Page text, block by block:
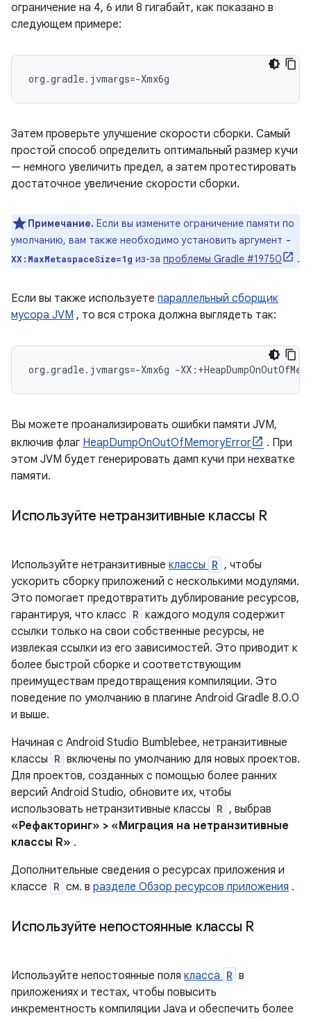
ограничение на 4, 6 или 8 гигабайт, как показано в
следующем примере:
org.gradle.jvmargs=-Xmx6g
Затем проверьте улучшение скорости сборки. Самый
простой способ определить оптимальный размер кучи
— немного увеличить предел, а затем протестировать
достаточное увеличение скорости сборки.
Примечание. Если вы измените ограничение памяти по
умолчанию, вам также необходимо установить аргумент -
XX:MaxMetaspaceSize=1g из-за проблемы Gradle #19750 .
Если вы также используете параллельный сборщик
мусора JVM , то вся строка должна выглядеть так:
org.gradle.jvmargs=-Xmx6g -
Вы можете проанализировать ошибки памяти JVM,
включив флаг HeapDumpOnOutOfMemoryError
. При
этом JVM будет генерировать дамп кучи при нехватке
памяти.
Используйте нетранзитивные классы R
Используйте нетранзитивные классы R , чтобы
ускорить сборку приложений с несколькими модулями.
Это помогает предотвратить дублирование ресурсов,
гарантируя, что класс R каждого модуля содержит
ссылки только на свои собственные ресурсы, не
извлекая ссылки из его зависимостей. Это приводит к
более быстрой сборке и соответствующим
преимуществам предотвращения компиляции. Это
поведение по умолчанию в плагине Android Gradle 8.0.0
и выше.
Начиная с Android Studio Bumblebee, нетранзитивные
классы R включены по умолчанию для новых проектов.
Для проектов, созданных с помощью более ранних
версий Android Studio, обновите их, чтобы
использовать нетранзитивные классы R , выбрав
«Рефакторинг» > «Миграция на нетранзитивные
классы R» .
Дополнительные сведения о ресурсах приложения и
классе R см. в разделе Обзор ресурсов приложения .
Используйте непостоянные классы R
Используйте непостоянные поля класса R в
приложениях и тестах, чтобы повысить
инкрементность компиляции Java и обеспечить более